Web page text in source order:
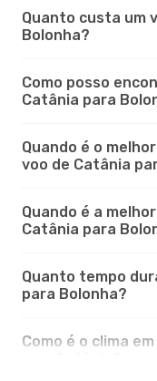
Quanto custa um
Bolonha?
Como posso
Catânia para
Quando é o
voo de Catânia
Quando é a
Catânia para
Quanto tempo
para Bolonha?
Como é o clima